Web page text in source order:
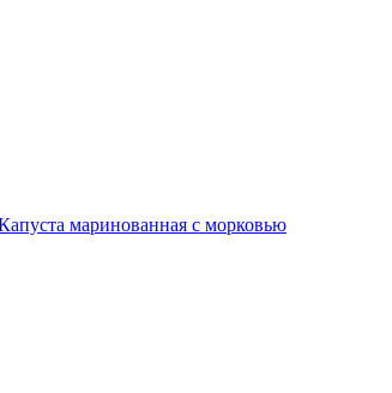
маринованная с морковью